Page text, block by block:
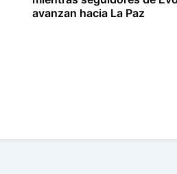
avanzan hacia La Paz